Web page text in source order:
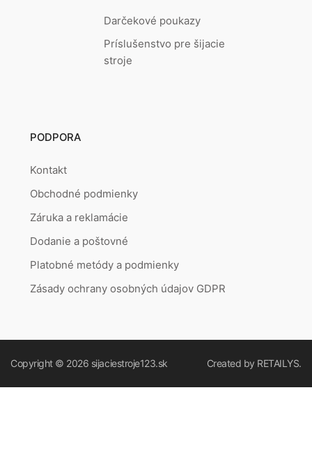
Darčekové poukazy
Príslušenstvo pre šijacie
stroje
PODPORA
Kontakt
Obchodné podmienky
Záruka a reklamácie
Dodanie a poštovné
Platobné metódy a podmienky
Zásady ochrany osobných údajov GDPR
Copyright © 2026 sijaciestroje123.sk Created by RETAILYS.